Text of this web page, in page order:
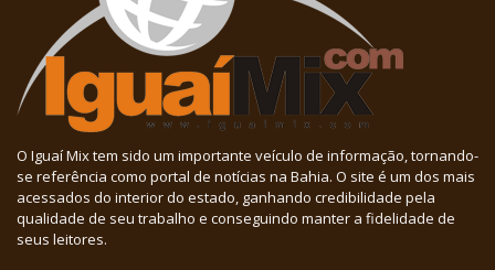
O Iguaí Mix tem sido um importante veículo de informação, tornando-
se referência como portal de notícias na Bahia. O site é um dos mais
acessados do interior do estado, ganhando credibilidade pela
qualidade de seu trabalho e conseguindo manter a fidelidade de
seus leitores.